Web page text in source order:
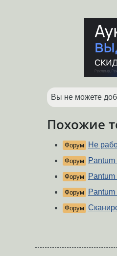
Вы не можете
Похожие
Форум Не
Форум
Форум
Форум
Форум